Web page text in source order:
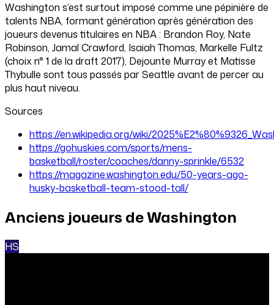
Washington s’est surtout imposé comme une pépinière de
talents NBA, formant génération après génération des
joueurs devenus titulaires en NBA : Brandon Roy, Nate
Robinson, Jamal Crawford, Isaiah Thomas, Markelle Fultz
(choix n° 1 de la draft 2017), Dejounte Murray et Matisse
Thybulle sont tous passés par Seattle avant de percer au
plus haut niveau.
Sources
https://en.wikipedia.org/wiki/
https://gohuskies.com/sports/mens-
basketball/roster/coaches/danny-sprinkle/6532
https://magazine.washington.edu/50-years-ago-
husky-basketball-team-stood-tall/
Anciens joueurs deWashington
HS